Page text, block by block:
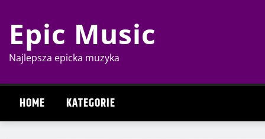
content
Epic Music
Najlepsza epicka muzyka
HOME KATEGORIE